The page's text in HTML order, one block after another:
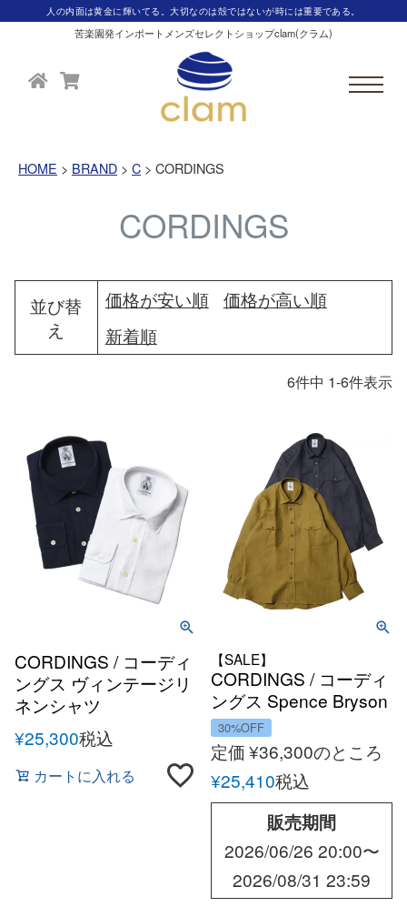
人の内面は黄金に輝いてる。大切なのは殻ではないが時には重要である。
苦楽園発インポートメンズセレクトショップclam(クラム)
HOME BRAND C CORDINGS
CORDINGS
並び替
え
価格が安い順
価格が高い順
新着順
6件中 1-6件表示
CORDINGS / コーディ
ングス ヴィンテージリ
ネンシャツ
¥25,300税込
カートに入れる
【SALE】
CORDINGS / コーディ
ングス Spence Bryson
アイリッシュリネンオ
ーバーシャツ
30%OFF
定価¥36,300のところ
¥25,410税込
販売期間
2026/06/26 20:00〜
2026/08/31 23:59